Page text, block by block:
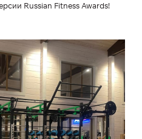
Russian Fitness Awards!